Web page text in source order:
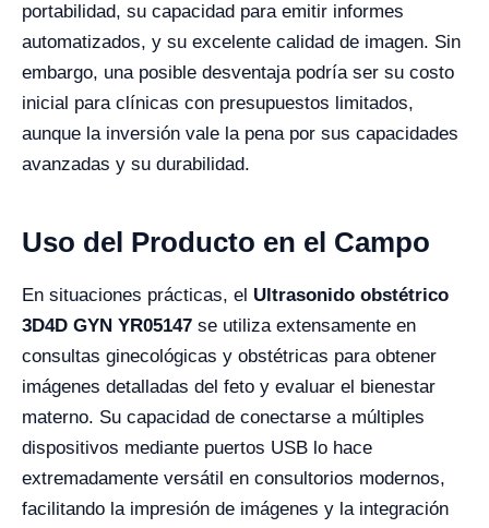
portabilidad, su capacidad para emitir informes
automatizados, y su excelente calidad de imagen. Sin
embargo, una posible desventaja podría ser su costo
inicial para clínicas con presupuestos limitados,
aunque la inversión vale la pena por sus capacidades
avanzadas y su durabilidad.
Uso del Producto en el Campo
En situaciones prácticas, el Ultrasonido obstétrico
3D4D GYN YR05147 se utiliza extensamente en
consultas ginecológicas y obstétricas para obtener
imágenes detalladas del feto y evaluar el bienestar
materno. Su capacidad de conectarse a múltiples
dispositivos mediante puertos USB lo hace
extremadamente versátil en consultorios modernos,
facilitando la impresión de imágenes y la integración